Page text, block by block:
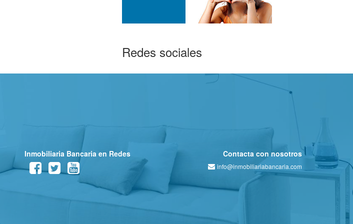
Redes sociales
Inmobiliaria Bancaria en Redes Contacta con nosotros
info@inmobiliariabancaria.com